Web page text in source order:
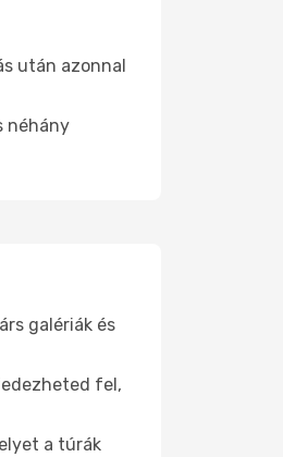
után azonnal
néhány
galériák és
fel,
a túrák